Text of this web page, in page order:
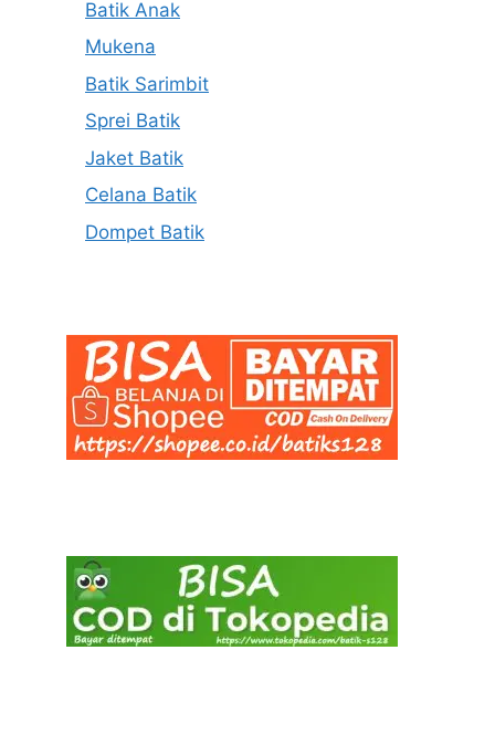
Batik Anak
Mukena
Batik Sarimbit
Sprei Batik
Jaket Batik
Celana Batik
Dompet Batik